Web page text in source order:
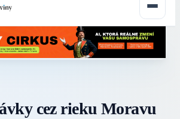
cez rieku Moravu